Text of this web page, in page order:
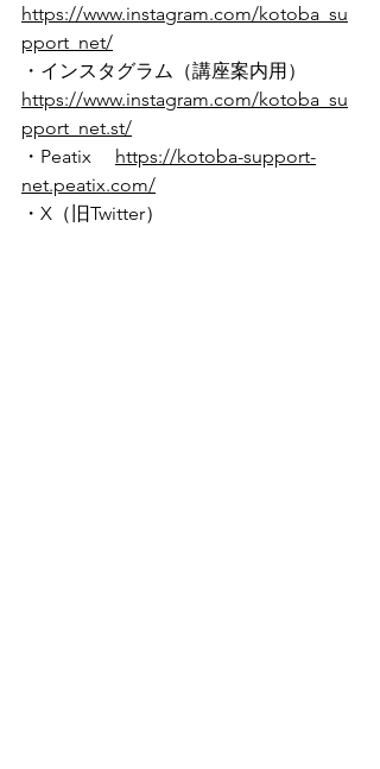
https://www.instagram.com/kotoba_su
pport_net/
・インスタグラム（講座案内用）
https://www.instagram.com/kotoba_su
pport_net.st/
・Peatix https://kotoba-support-
net.peatix.com/
・X（旧Twitter）